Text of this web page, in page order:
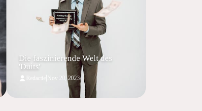
Die faszinierende Welt des
'Duits'
Redactie Nov 20, 2023